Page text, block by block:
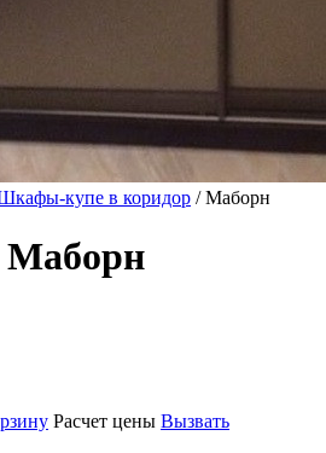
купе в коридор / Маборн
Расчет цены Вызвать